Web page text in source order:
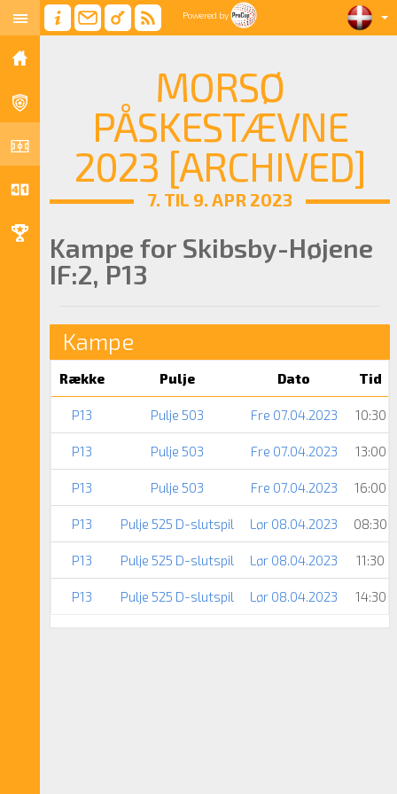
Powered by
MORSØ
PÅSKESTÆVNE
2023 [ARCHIVED]
7. TIL 9. APR 2023
Kampe for Skibsby-Højene
IF:2, P13
Kampe
Række Pulje Dato Tid
P13 Pulje 503 Fre 07.04.2023 10:30
P13 Pulje 503 Fre 07.04.2023 13:00
P13 Pulje 503 Fre 07.04.2023 16:00
P13 Pulje 525 D-slutspil Lør 08.04.2023 08:30
P13 Pulje 525 D-slutspil Lør 08.04.2023 11:30
P13 Pulje 525 D-slutspil Lør 08.04.2023 14:30